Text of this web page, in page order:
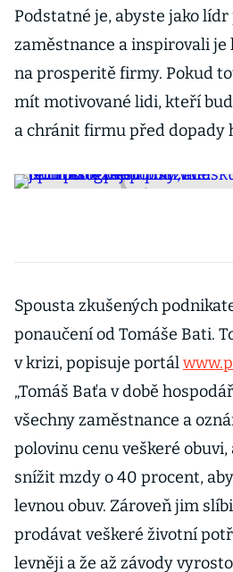
Podstatné je, abyste jako lídr
zaměstnance a inspirovali
na prosperitě firmy. Pokud
mít motivované lidi, kteří
a chránit firmu před dopady
Spousta zkušených
ponaučení od Tomáše Bati.
v krizi, popisuje portál
„Tomáš Baťa v době
všechny zaměstnance a
polovinu cenu veškeré
snížit mzdy o 40 procent,
levnou obuv. Zároveň jim
prodávat veškeré životní
levněji a že až závody